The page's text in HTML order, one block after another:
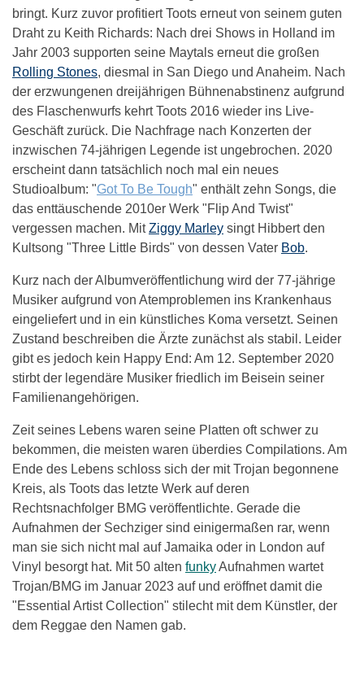
bringt. Kurz zuvor profitiert Toots erneut von seinem guten
Draht zu Keith Richards: Nach drei Shows in Holland im
Jahr 2003 supporten seine Maytals erneut die großen
Rolling Stones, diesmal in San Diego und Anaheim. Nach
der erzwungenen dreijährigen Bühnenabstinenz aufgrund
des Flaschenwurfs kehrt Toots 2016 wieder ins Live-
Geschäft zurück. Die Nachfrage nach Konzerten der
inzwischen 74-jährigen Legende ist ungebrochen. 2020
erscheint dann tatsächlich noch mal ein neues
Studioalbum: "Got To Be Tough" enthält zehn Songs, die
das enttäuschende 2010er Werk "Flip And Twist"
vergessen machen. MitZiggy Marley singt Hibbert den
Kultsong "Three Little Birds" von dessen Vater Bob.
Kurz nach der Albumveröffentlichung wird der 77-jährige
Musiker aufgrund von Atemproblemen ins Krankenhaus
eingeliefert und in ein künstliches Koma versetzt. Seinen
Zustand beschreiben die Ärzte zunächst als stabil. Leider
gibt es jedoch kein Happy End: Am 12. September 2020
stirbt der legendäre Musiker friedlich im Beisein seiner
Familienangehörigen.
Zeit seines Lebens waren seine Platten oft schwer zu
bekommen, die meisten waren überdies Compilations. Am
Ende des Lebens schloss sich der mit Trojan begonnene
Kreis, als Toots das letzte Werk auf deren
Rechtsnachfolger BMG veröffentlichte. Gerade die
Aufnahmen der Sechziger sind einigermaßen rar, wenn
man sie sich nicht mal auf Jamaika oder in London auf
Vinyl besorgt hat. Mit 50 alten funkyAufnahmen wartet
Trojan/BMG im Januar 2023 auf und eröffnet damit die
"Essential Artist Collection" stilecht mit dem Künstler, der
dem Reggae den Namen gab.